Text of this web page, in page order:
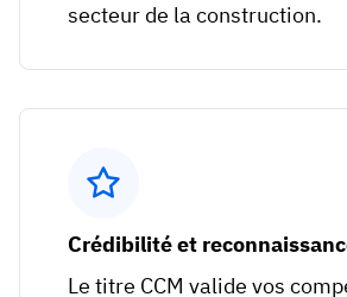
secteur de la construction.
Crédibilité et
Le titre CCM valide vos